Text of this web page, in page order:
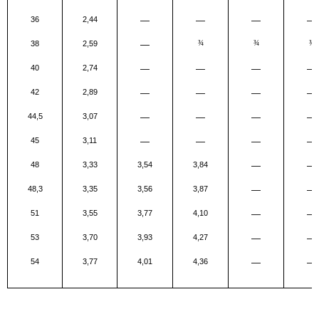
36 2,44 — — — —
38 2,59 — ¾ ¾ ¾
40 2,74 — — — —
42 2,89 — — — —
44,5 3,07 — — — —
45 3,11 — — — —
48 3,33 3,54 3,84 — —
48,3 3,35 3,56 3,87 — —
51 3,55 3,77 4,10 — —
53 3,70 3,93 4,27 — —
54 3,77 4,01 4,36 — —